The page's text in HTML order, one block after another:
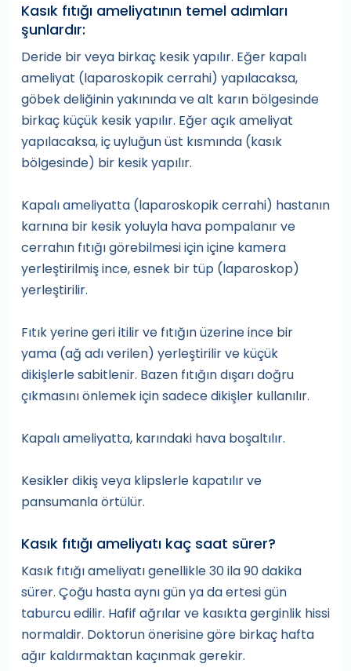
Kasık fıtığı ameliyatının temel adımları
şunlardır:
Deride bir veya birkaç kesik yapılır. Eğer kapalı
ameliyat (laparoskopik cerrahi) yapılacaksa,
göbek deliğinin yakınında ve alt karın bölgesinde
birkaç küçük kesik yapılır. Eğer açık ameliyat
yapılacaksa, iç uyluğun üst kısmında (kasık
bölgesinde) bir kesik yapılır.
Kapalı ameliyatta (laparoskopik cerrahi) hastanın
karnına bir kesik yoluyla hava pompalanır ve
cerrahın fıtığı görebilmesi için içine kamera
yerleştirilmiş ince, esnek bir tüp (laparoskop)
yerleştirilir.
Fıtık yerine geri itilir ve fıtığın üzerine ince bir
yama (ağ adı verilen) yerleştirilir ve küçük
dikişlerle sabitlenir. Bazen fıtığın dışarı doğru
çıkmasını önlemek için sadece dikişler kullanılır.
Kapalı ameliyatta, karındaki hava boşaltılır.
Kesikler dikiş veya klipslerle kapatılır ve
pansumanla örtülür.
Kasık fıtığı ameliyatı kaç saat sürer?
Kasık fıtığı ameliyatı genellikle 30 ila 90 dakika
sürer. Çoğu hasta aynı gün ya da ertesi gün
taburcu edilir. Hafif ağrılar ve kasıkta gerginlik hissi
normaldir. Doktorun önerisine göre birkaç hafta
ağır kaldırmaktan kaçınmak gerekir.